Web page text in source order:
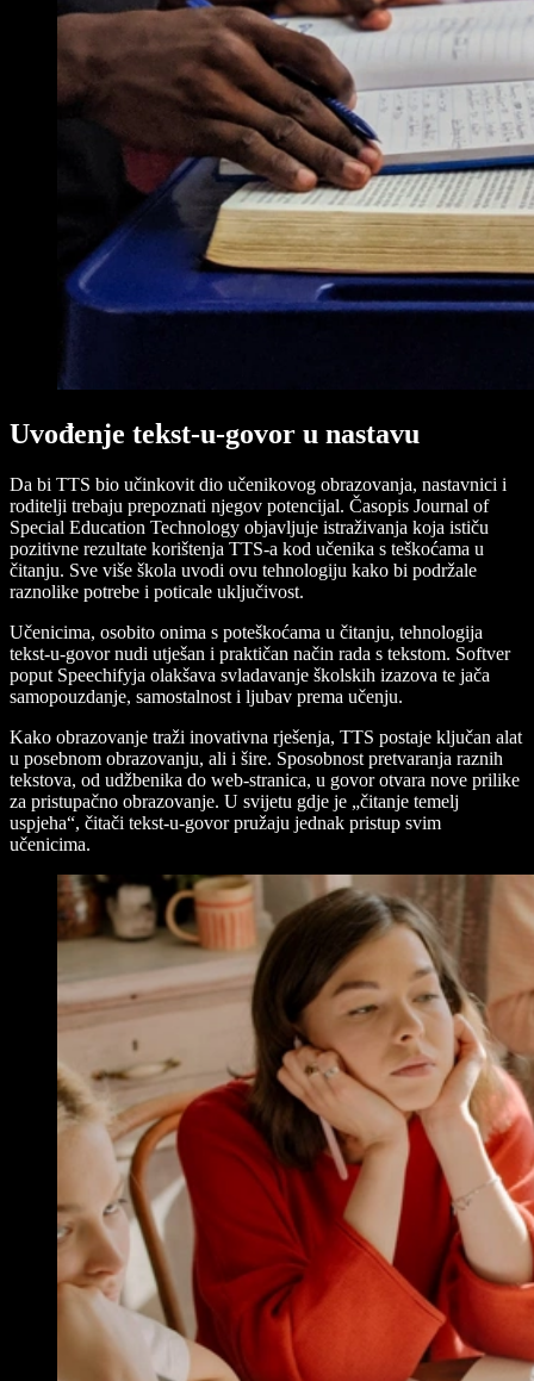
Uvođenje tekst-u-govor u nastavu
Da bi TTS bio učinkovit dio učenikovog obrazovanja, nastavnici i
roditelji trebaju prepoznati njegov potencijal. Časopis Journal of
Special Education Technology objavljuje istraživanja koja ističu
pozitivne rezultate korištenja TTS-a kod učenika s teškoćama u
čitanju. Sve više škola uvodi ovu tehnologiju kako bi podržale
raznolike potrebe i poticale uključivost.
Učenicima, osobito onima s poteškoćama u čitanju, tehnologija
tekst-u-govor nudi utješan i praktičan način rada s tekstom. Softver
poput Speechifyja olakšava svladavanje školskih izazova te jača
samopouzdanje, samostalnost i ljubav prema učenju.
Kako obrazovanje traži inovativna rješenja, TTS postaje ključan alat
u posebnom obrazovanju, ali i šire. Sposobnost pretvaranja raznih
tekstova, od udžbenika do web-stranica, u govor otvara nove prilike
za pristupačno obrazovanje. U svijetu gdje je „čitanje temelj
uspjeha“, čitači tekst-u-govor pružaju jednak pristup svim
učenicima.